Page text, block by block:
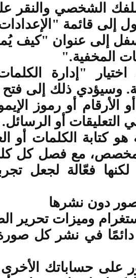
ملفك الشخصي والنقر
إلى قائمة
إلى عنوان "كيف
المخفية".
"إدارة
وسيؤدي ذلك إلى
الأرقام أو رموز
أو الرسائل.
كتابة الكلمات أو
مع فصل كل
فعّالة لجعل
دون نشرها
وميزات تحرير
في نشر كل صورة
حساباتك